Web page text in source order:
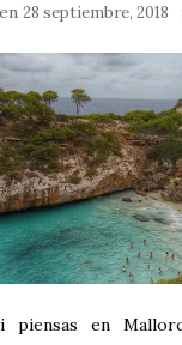
28 septiembre, 2018
piensas en